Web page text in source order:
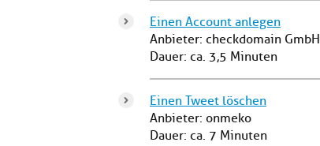
Einen Account anlegen
Anbieter: checkdomain GmbH
Dauer: ca. 3,5 Minuten
Einen Tweet löschen
Anbieter: onmeko
Dauer: ca. 7 Minuten